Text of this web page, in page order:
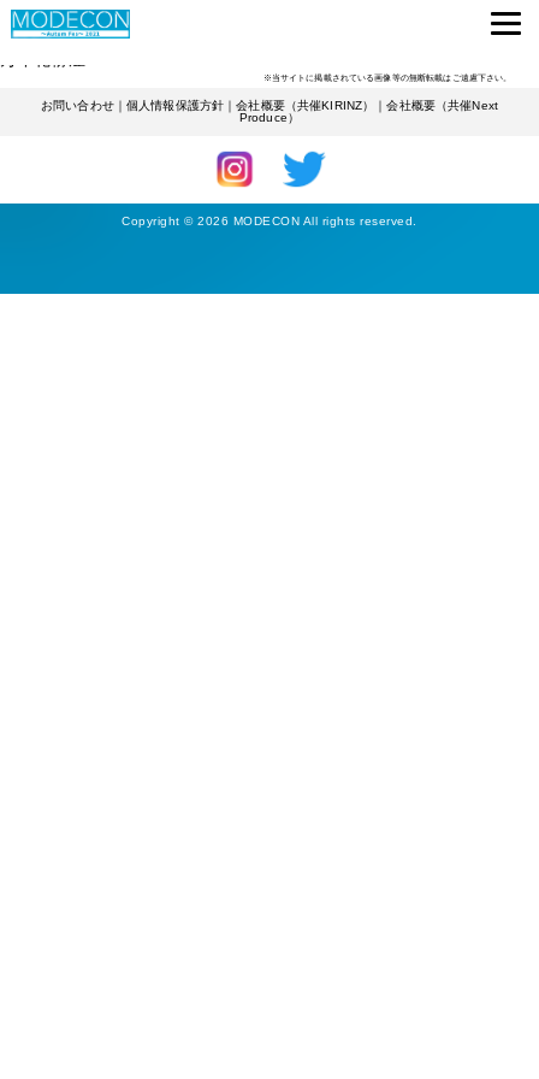
ENTRANTS
保育士
詳しくみる
※当サイトに掲載されている画像等の無断転載はご遠慮下さい。
お問い合わせ｜個人情報保護方針 ｜会社概要（共催KIRINZ） ｜会社概要（共催Next
Produce）
Copyright © 2026 MODECON All rights reserved.